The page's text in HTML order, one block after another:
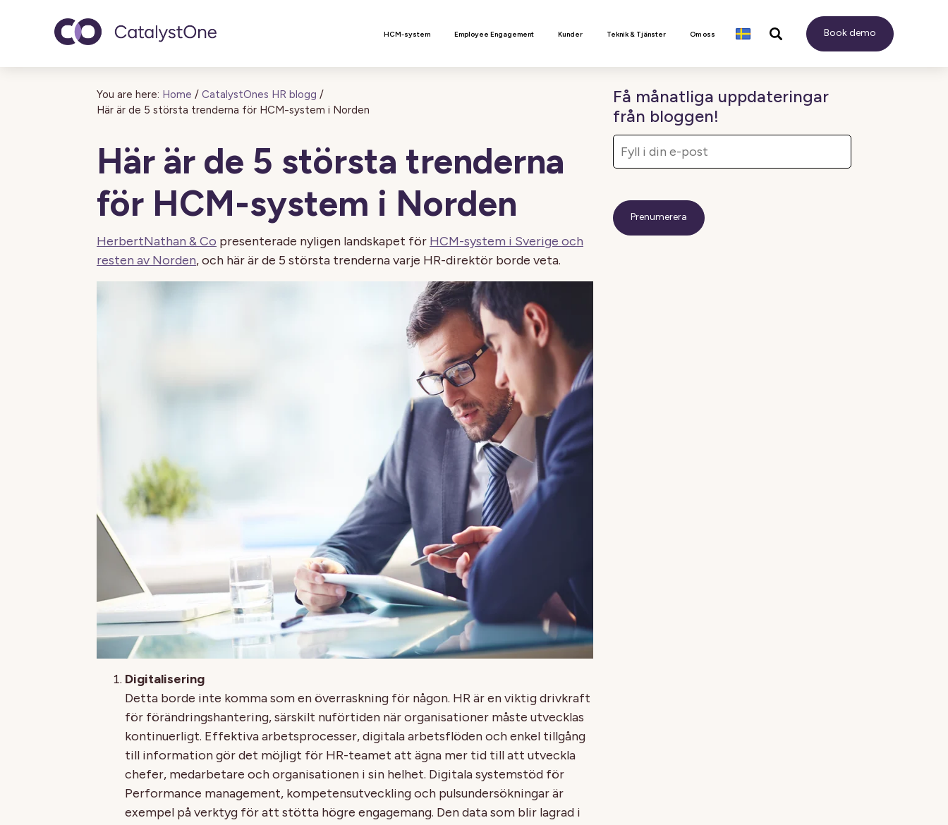
Toggle navigation HCM-system Employee Engagement Kunder Teknik & Tjänster Om oss Book demo
You are here: Home / CatalystOnes HR blogg /
Här är de 5 största trenderna för HCM-system i Norden
Här är de 5 största trenderna
för HCM-system i Norden
HerbertNathan & Co presenterade nyligen landskapet för HCM-system i Sverige och
resten av Norden, och här är de 5 största trenderna varje HR-direktör borde veta.
Digitalisering
Detta borde inte komma som en överraskning för någon. HR är en viktig drivkraft
för förändringshantering, särskilt nuförtiden när organisationer måste utvecklas
kontinuerligt. Effektiva arbetsprocesser, digitala arbetsflöden och enkel tillgång
till information gör det möjligt för HR-teamet att ägna mer tid till att utveckla
chefer, medarbetare och organisationen i sin helhet. Digitala systemstöd för
Performance management, kompetensutveckling och pulsundersökningar är
exempel på verktyg för att stötta högre engagemang. Den data som blir lagrad i
Få månatliga uppdateringar
från bloggen!